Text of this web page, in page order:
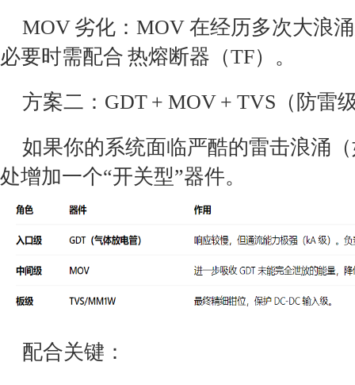
MOV 劣化：MOV 在经历多次大浪
必要时需配合 热熔断器（TF）。
方案二：GDT + MOV + TVS（防雷
如果你的系统面临严酷的雷击浪涌
处增加一个“开关型”器件。
配合关键：